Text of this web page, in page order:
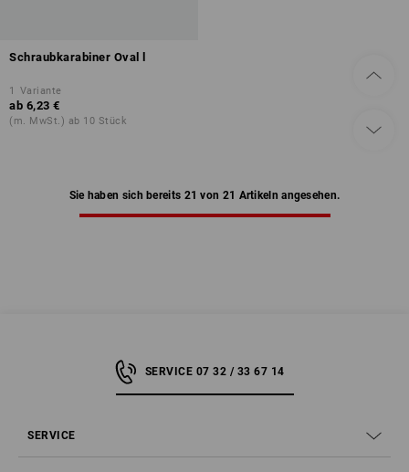
Schraubkarabiner Oval l
1 Variante
ab 6,23 €
(m. MwSt.) ab 10 Stück
Sie haben sich bereits 21 von 21 Artikeln angesehen.
SERVICE 07 32 / 33 67 14
SERVICE